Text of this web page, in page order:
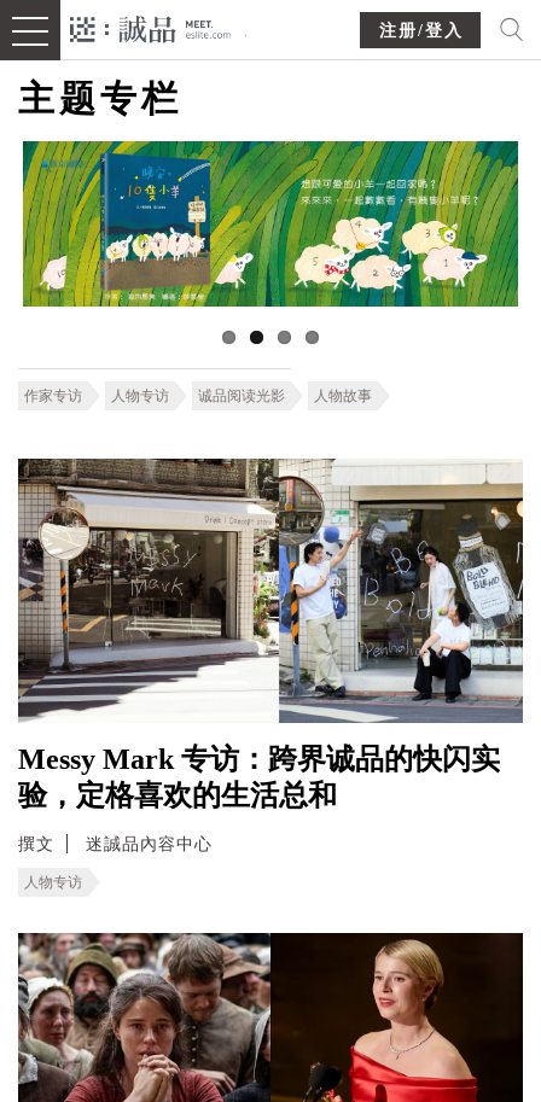
注册/登入
主题专栏
作家专访 人物专访 诚品阅读光影 人物故事
Messy Mark 专访：跨界诚品的快闪实
验，定格喜欢的生活总和
撰文 迷誠品內容中心
人物专访